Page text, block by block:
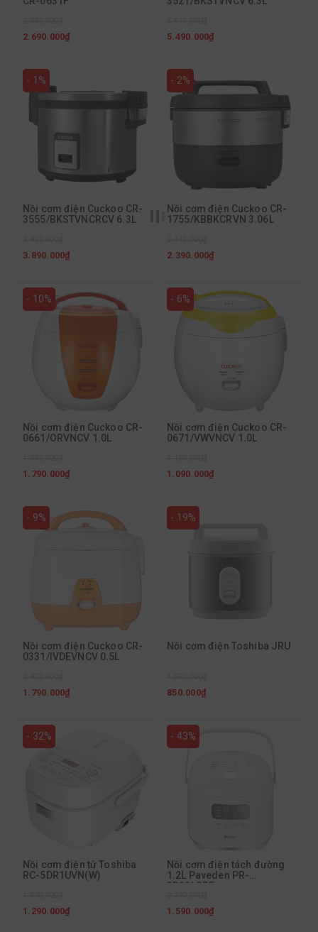
2.690.000₫ 5.490.000₫
- 1%
Nồi cơm điện Cuckoo CR-
3555/BKSTVNCRCV 6.3L
3.890.000₫
- 2%
Nồi cơm điện Cuckoo CR-
1755/KBBKCRVN 3.06L
2.390.000₫
- 10%
Nồi cơm điện Cuckoo CR-
0661/ORVNCV 1.0L
1.790.000₫
- 6%
Nồi cơm điện Cuckoo CR-
0671/VWVNCV 1.0L
1.090.000₫
- 9%
Nồi cơm điện Cuckoo CR-
0331/IVDEVNCV 0.5L
1.790.000₫
- 19%
Nồi cơm điện Toshiba JRU
850.000₫
- 32%
Nồi cơm điện tử Toshiba
RC-5DR1UVN(W)
1.290.000₫
- 43%
Nồi cơm điện tách đường
1.2L Paveden PR-
3D12LSBE
1.590.000₫